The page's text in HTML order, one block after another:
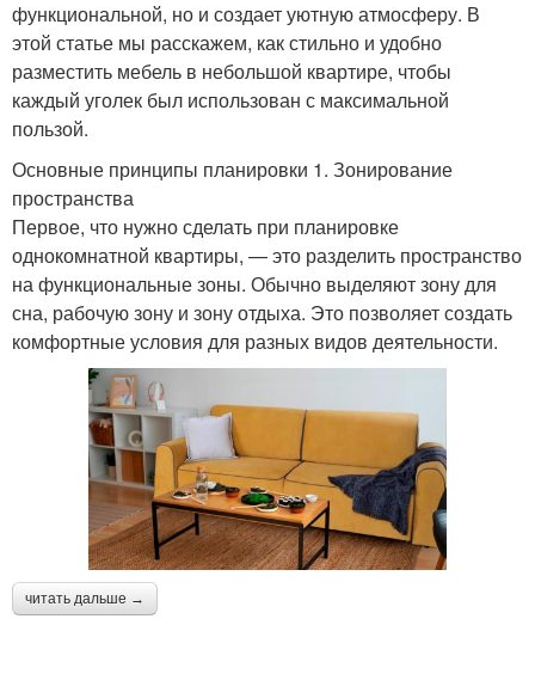
функциональной, но и создает уютную атмосферу. В
этой статье мы расскажем, как стильно и удобно
разместить мебель в небольшой квартире, чтобы
каждый уголек был использован с максимальной
пользой.
Основные принципы планировки 1. Зонирование
пространства
Первое, что нужно сделать при планировке
однокомнатной квартиры, — это разделить пространство
на функциональные зоны. Обычно выделяют зону для
сна, рабочую зону и зону отдыха. Это позволяет создать
комфортные условия для разных видов деятельности.
читать дальше →